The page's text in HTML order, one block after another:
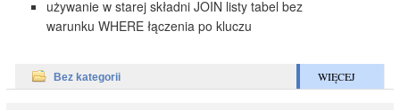
używanie w starej składni JOIN listy tabel bez
warunku WHERE łączenia po kluczu
Bez kategorii WIĘCEJ